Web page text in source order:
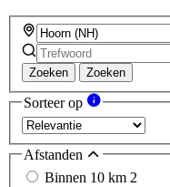
Zoeken Zoeken
Sorteer op
Afstanden
Binnen 10 km 2